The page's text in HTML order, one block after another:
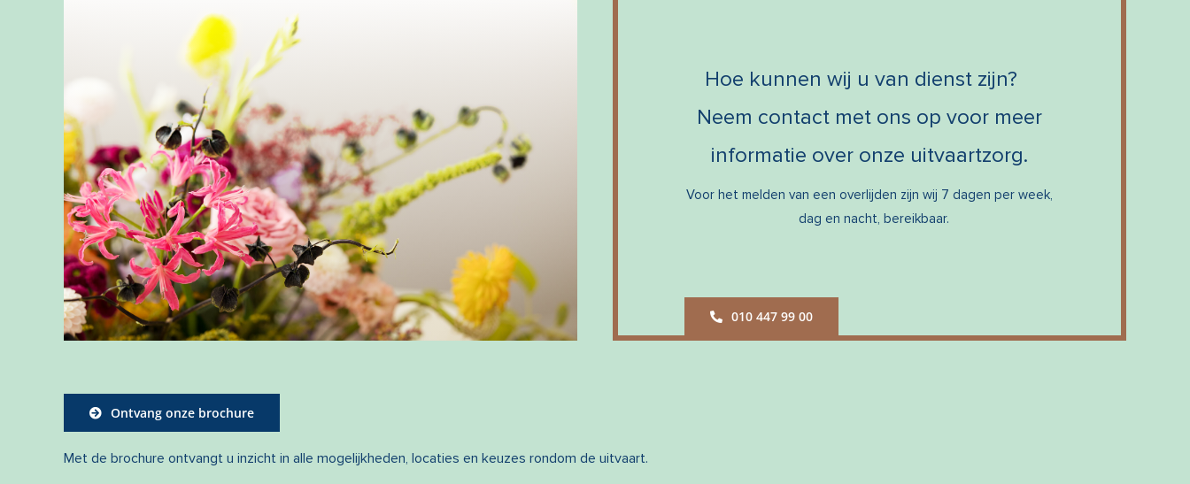
Hoe kunnen wij u van dienst zijn?
Neem contact met ons op voor meer
informatie over onze uitvaartzorg.
Voor het melden van een overlijden zijn wij 7 dagen per week,
dag en nacht, bereikbaar.
010 447 99 00
Ontvang onze brochure
Met de brochure ontvangt u inzicht in alle mogelijkheden, locaties en keuzes rondom de uitvaart.